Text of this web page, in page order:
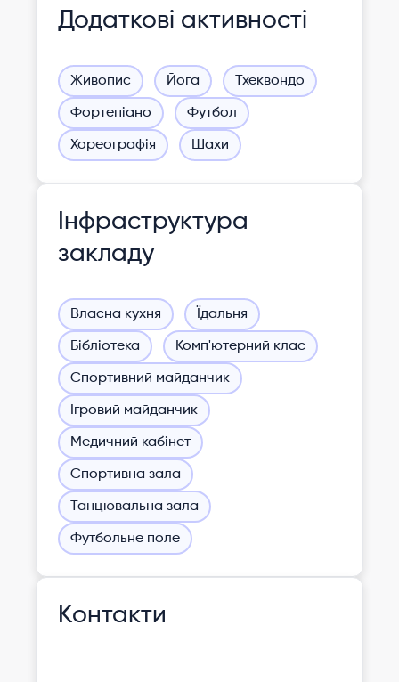
Додаткові активності
Живопис Йога Тхеквондо
Фортепіано Футбол
Хореографія Шахи
Інфраструктура
закладу
Власна кухня Їдальня
Бібліотека Комп'ютерний клас
Спортивний майданчик
Ігровий майданчик
Медичний кабінет
Спортивна зала
Танцювальна зала
Футбольне поле
Контакти